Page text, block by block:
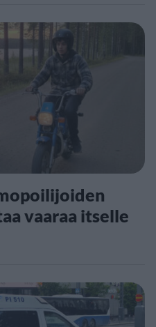
vaaraa itselle